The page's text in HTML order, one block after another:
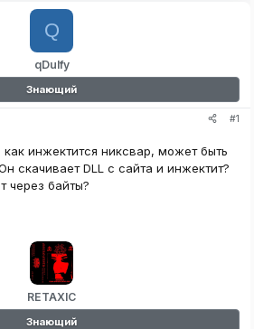
qDulfy
Q
Знающий
#1
инжектится никсвар, может быть
скачивает DLL с сайта и инжектит?
через байты?
RETAXIC
Знающий